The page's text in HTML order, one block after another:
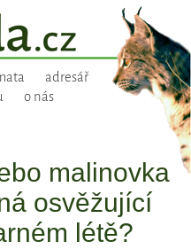
adresář
o nás
malinovka
osvěžující
létě?